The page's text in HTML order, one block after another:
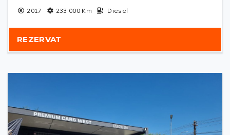
2017 233 000Km Diesel
REZERVAT